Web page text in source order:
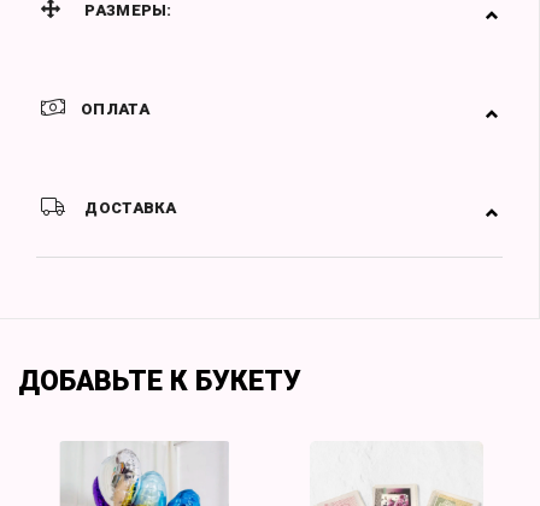
РАЗМЕРЫ:
ОПЛАТА
ДОСТАВКА
ДОБАВЬТЕ К БУКЕТУ